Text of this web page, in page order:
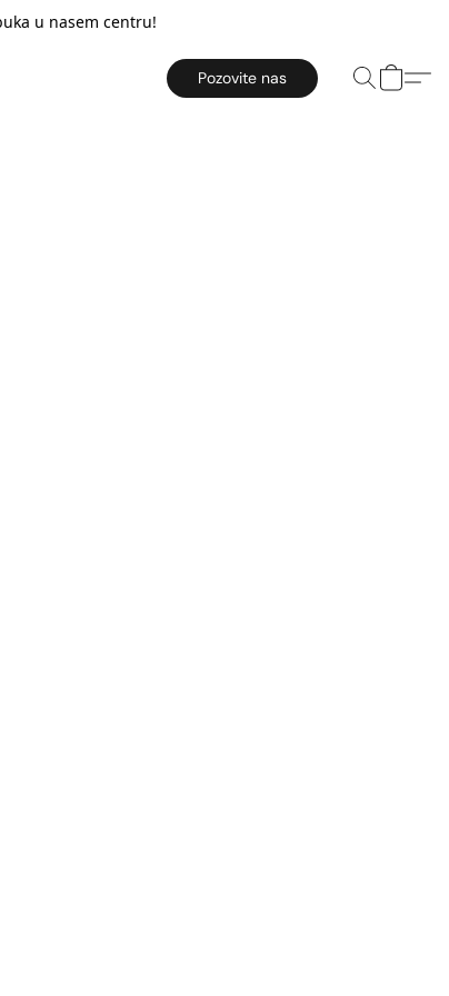
u nasem centru!
Pozovite nas